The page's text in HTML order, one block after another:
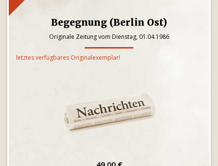
Begegnung (Berlin Ost)
Originale Zeitung vom Dienstag, 01.04.1986
letztes verfügbares Originalexemplar!